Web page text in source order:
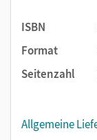
genutzt
Die
verstärkt
ISBN
Format
Seitenzahl
Allgemeine